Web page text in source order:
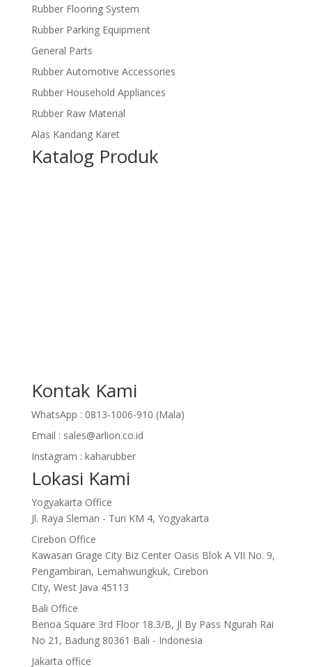
Rubber Flooring System
Rubber Parking Equipment
General Parts
Rubber Automotive Accessories
Rubber Household Appliances
Rubber Raw Material
Alas Kandang Karet
Katalog Produk
Kontak Kami
WhatsApp : 0813-1006-910 (Mala)
Email : sales@arlion.co.id
Instagram : kaharubber
Lokasi Kami
Yogyakarta Office
Jl. Raya Sleman - Turi KM 4, Yogyakarta
Cirebon Office
Kawasan Grage City Biz Center Oasis Blok A VII No. 9,
Pengambiran, Lemahwungkuk, Cirebon
City, West Java 45113
Bali Office
Benoa Square 3rd Floor 18.3/B, Jl By Pass Ngurah Rai
No 21, Badung 80361 Bali - Indonesia
Jakarta office